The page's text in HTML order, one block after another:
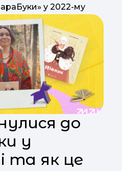
у 2022-му
до
у
та як це